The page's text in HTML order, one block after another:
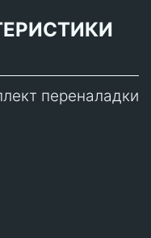
переналадки